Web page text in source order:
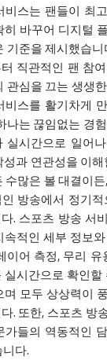
비스는 팬들이 최
히 바꾸어 디지털
기준을 제시했습
직관적인 팬 참
관심을 끄는 생생
비스를 활기차게
나는 끊임없는 경
실시간으로 일어
과 연관성을 이
수많은 볼 대결이
방송에서 정기
. 스포츠 방송 서
속적인 세부 정보
이어 측정, 무리
실시간으로 확인할
며 모두 상상력이
. 또한, 스포츠 방
가들의 역동적인
다.